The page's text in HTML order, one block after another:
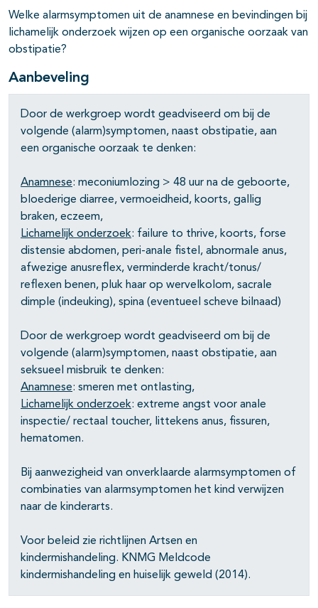
Welke alarmsymptomen uit de anamnese en bevindingen bij
lichamelijk onderzoek wijzen op een organische oorzaak van
obstipatie?
Aanbeveling
Door de werkgroep wordt geadviseerd om bij de
volgende (alarm)symptomen, naast obstipatie, aan
een organische oorzaak te denken:
Anamnese: meconiumlozing > 48 uur na de geboorte,
bloederige diarree, vermoeidheid, koorts, gallig
braken, eczeem,
Lichamelijk onderzoek: failure to thrive, koorts, forse
distensie abdomen, peri-anale fistel, abnormale anus,
afwezige anusreflex, verminderde kracht/tonus/
reflexen benen, pluk haar op wervelkolom, sacrale
dimple (indeuking), spina (eventueel scheve bilnaad)
Door de werkgroep wordt geadviseerd om bij de
volgende (alarm)symptomen, naast obstipatie, aan
seksueel misbruik te denken:
Anamnese: smeren met ontlasting,
Lichamelijk onderzoek: extreme angst voor anale
inspectie/ rectaal toucher, littekens anus, fissuren,
hematomen.
Bij aanwezigheid van onverklaarde alarmsymptomen of
combinaties van alarmsymptomen het kind verwijzen
naar de kinderarts.
Voor beleid zie richtlijnen Artsen en
kindermishandeling. KNMG Meldcode
kindermishandeling en huiselijk geweld (2014).